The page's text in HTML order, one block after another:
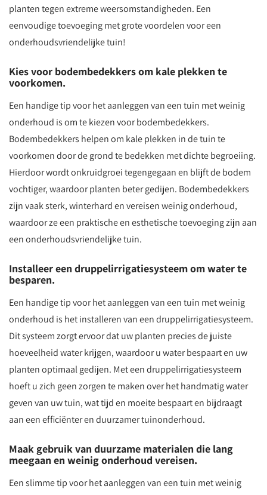
planten tegen extreme weersomstandigheden. Een
eenvoudige toevoeging met grote voordelen voor een
onderhoudsvriendelijke tuin!
Kies voor bodembedekkers om kale plekken te
voorkomen.
Een handige tip voor het aanleggen van een tuin met weinig
onderhoud is om te kiezen voor bodembedekkers.
Bodembedekkers helpen om kale plekken in de tuin te
voorkomen door de grond te bedekken met dichte begroeiing.
Hierdoor wordt onkruidgroei tegengegaan en blijft de bodem
vochtiger, waardoor planten beter gedijen. Bodembedekkers
zijn vaak sterk, winterhard en vereisen weinig onderhoud,
waardoor ze een praktische en esthetische toevoeging zijn aan
een onderhoudsvriendelijke tuin.
Installeer een druppelirrigatiesysteem om water te
besparen.
Een handige tip voor het aanleggen van een tuin met weinig
onderhoud is het installeren van een druppelirrigatiesysteem.
Dit systeem zorgt ervoor dat uw planten precies de juiste
hoeveelheid water krijgen, waardoor u water bespaart en uw
planten optimaal gedijen. Met een druppelirrigatiesysteem
hoeft u zich geen zorgen te maken over het handmatig water
geven van uw tuin, wat tijd en moeite bespaart en bijdraagt
aan een efficiënter en duurzamer tuinonderhoud.
Maak gebruik van duurzame materialen die lang
meegaan en weinig onderhoud vereisen.
Een slimme tip voor het aanleggen van een tuin met weinig